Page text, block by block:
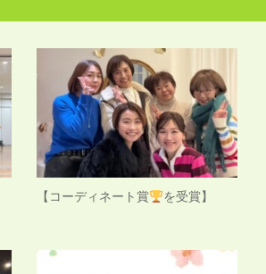
【コーディネート賞 を受賞】